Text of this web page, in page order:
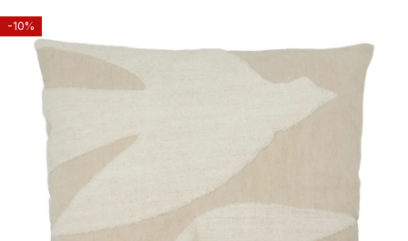
-10%